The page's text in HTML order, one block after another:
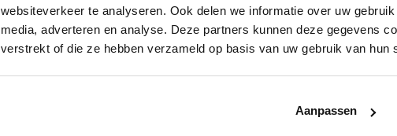
websiteverkeer te analyseren. Ook delen we informatie over uw
media, adverteren en analyse. Deze partners kunnen deze gegevens
verstrekt of die ze hebben verzameld op basis van uw gebruik van hun
Aanpassen
Pagina 1 van 3 | Producten 12 Standaard
Fissler Original Profi
Bent u op zoek naar hoogwaardige kookpannen van topkwaliteit?